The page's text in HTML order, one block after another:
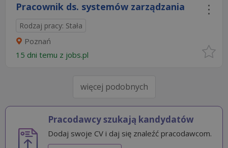
Pracownik ds. systemów zarządzania
Rodzaj pracy: Stała
Poznań
15 dni temu z jobs.pl
więcej podobnych
Pracodawcy szukają kandydatów
Dodaj swoje CV i daj się znaleźć pracodawcom.